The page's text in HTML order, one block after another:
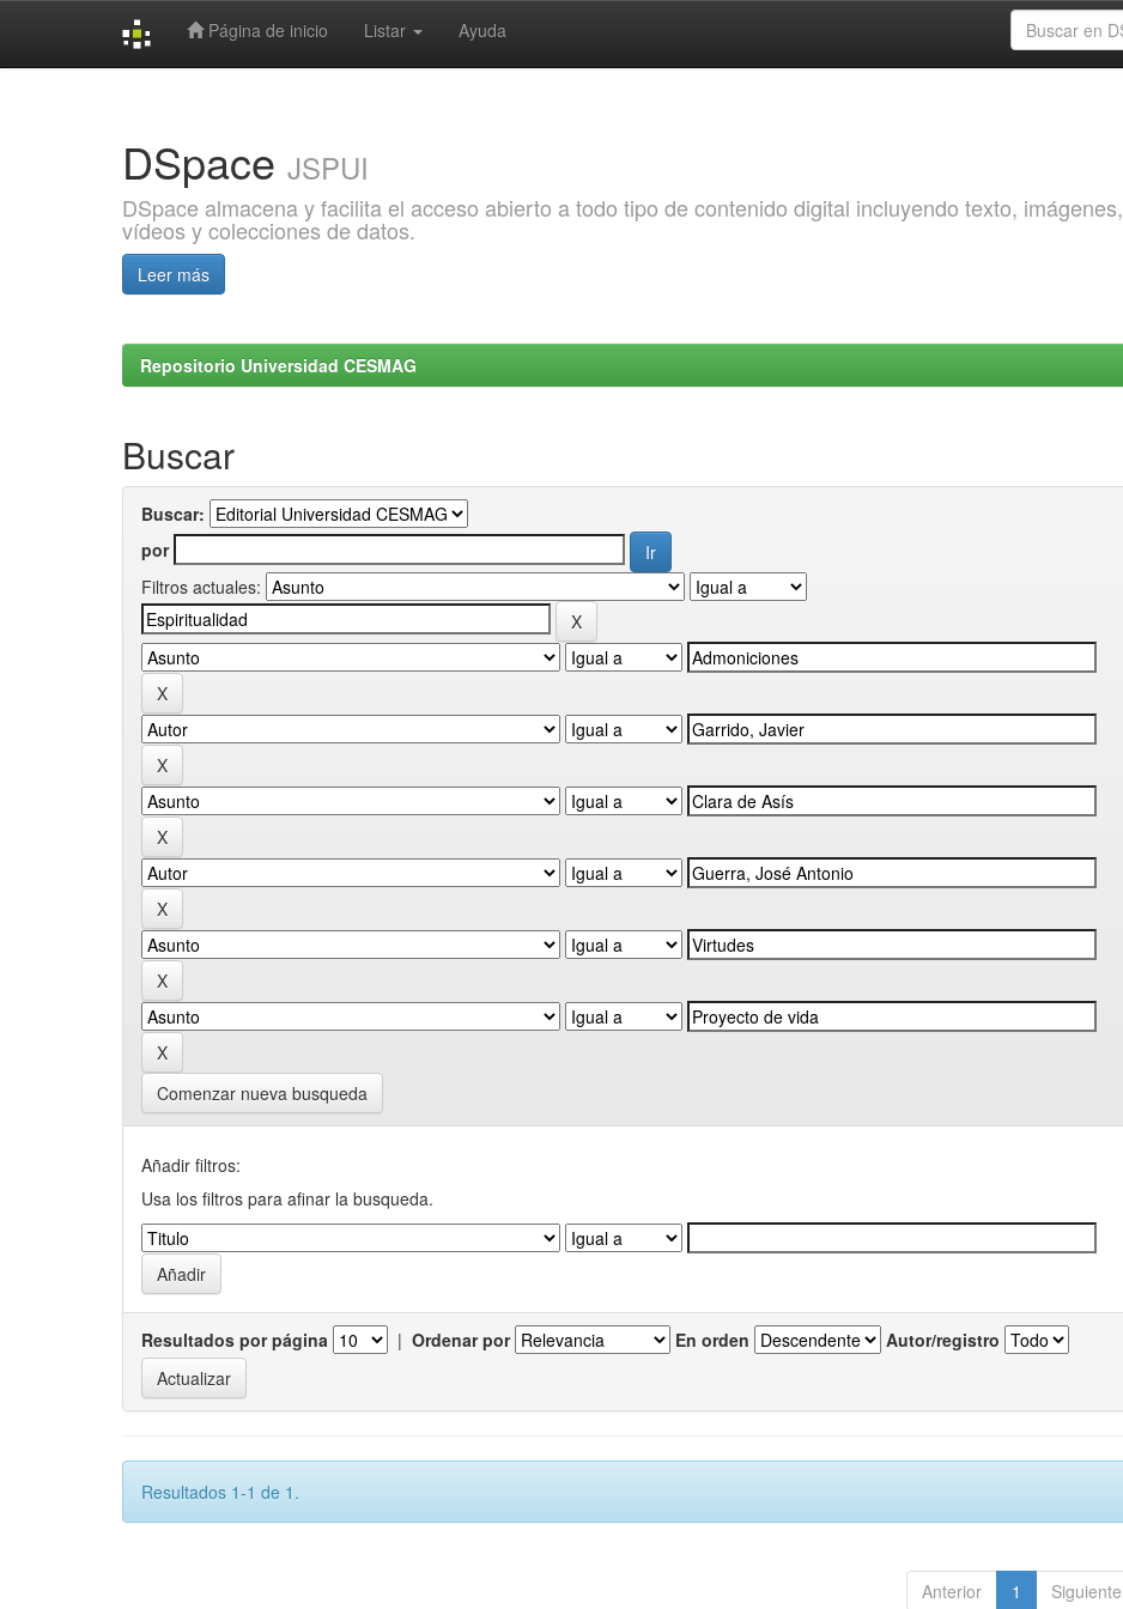
Página de inicio Listar Ayuda
DSpace JSPUI
DSpace almacena y facilita el acceso abierto a todo tipo de contenido digital incluyendo texto, imágenes,
vídeos y colecciones de datos.
Leer más
Repositorio Universidad CESMAG
Buscar
Buscar:
por
Filtros actuales:
Comenzar nueva busqueda
Añadir filtros:
Usa los filtros para afinar la busqueda.
Resultados por página | Ordenar por En orden Autor/registro
Resultados 1-1 de 1.
Anterior 1 Siguiente